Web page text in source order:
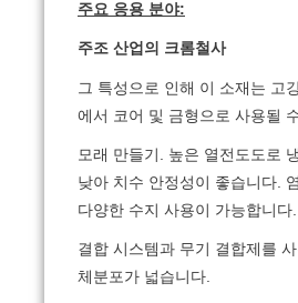
주요 응용 분야:
주조 산업의 크롬철사
그 특성으로 인해 이 소재는 고
에서 코어 및 금형으로 사용될
모래 만들기. 높은 열전도도로
낮아 치수 안정성이 좋습니다.
다양한 수지 사용이 가능합니다.
결합 시스템과 무기 결합제를
체분포가 넓습니다.